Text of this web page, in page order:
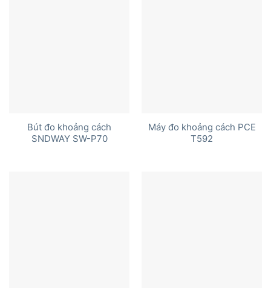
Bút đo khoảng cách
SNDWAY SW-P70
Máy đo khoảng cách PCE
T592